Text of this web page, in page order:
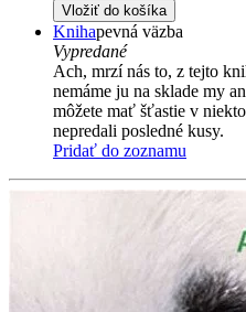
Vložiť do košíka
Knihapevná väzba
Vypredané
Ach, mrzí nás to, z tejto
nemáme ju na sklade my
môžete mať šťastie v
nepredali posledné kusy.
Pridať do zoznamu